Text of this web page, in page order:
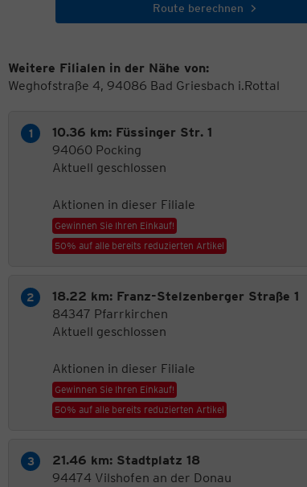
Route berechnen
Weitere Filialen in der Nähe von:
Weghofstraße 4, 94086 Bad Griesbach i.Rottal
10.36 km: Füssinger Str. 1
94060 Pocking
Aktuell geschlossen
Aktionen in dieser Filiale
Gewinnen Sie Ihren Einkauf!
50% auf alle bereits reduzierten Artikel
18.22 km: Franz-Stelzenberger Straße 1
84347 Pfarrkirchen
Aktuell geschlossen
Aktionen in dieser Filiale
Gewinnen Sie Ihren Einkauf!
50% auf alle bereits reduzierten Artikel
21.46 km: Stadtplatz 18
94474 Vilshofen an der Donau